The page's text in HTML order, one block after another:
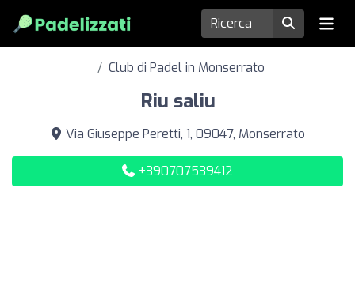
Club di Padel in Monserrato
Riu saliu
Via Giuseppe Peretti, 1, 09047, Monserrato
+390707539412